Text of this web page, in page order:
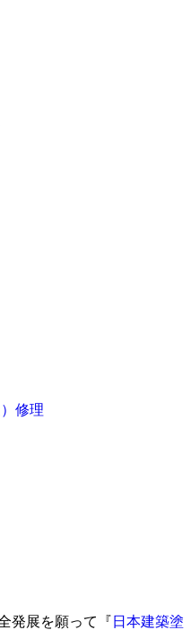
修理
発展を願って『 日本建築塗